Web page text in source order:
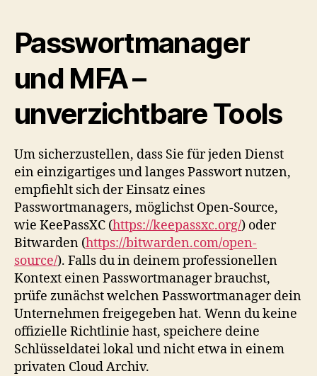
Passwortmanager
und MFA –
unverzichtbare Tools
Um sicherzustellen, dass Sie für jeden Dienst
ein einzigartiges und langes Passwort nutzen,
empfiehlt sich der Einsatz eines
Passwortmanagers, möglichst Open-Source,
wie KeePassXC (https://keepassxc.org/) oder
Bitwarden (https://bitwarden.com/open-
source/). Falls du in deinem professionellen
Kontext einen Passwortmanager brauchst,
prüfe zunächst welchen Passwortmanager dein
Unternehmen freigegeben hat. Wenn du keine
offizielle Richtlinie hast, speichere deine
Schlüsseldatei lokal und nicht etwa in einem
privaten Cloud Archiv.